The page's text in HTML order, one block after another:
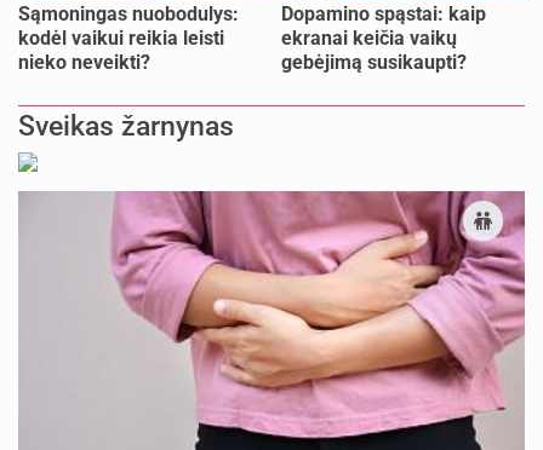
Sąmoningas nuobodulys:
kodėl vaikui reikia leisti
nieko neveikti?
Dopamino spąstai: kaip
ekranai keičia vaikų
gebėjimą susikaupti?
Sveikas žarnynas